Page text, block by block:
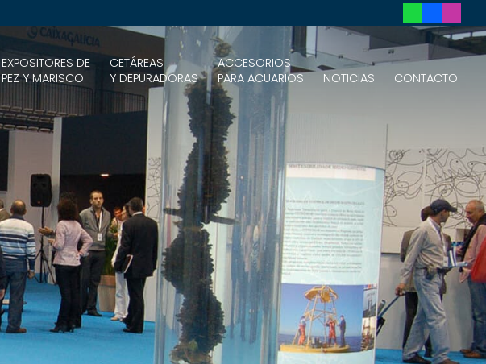
EXPOSITORES DE
PEZ Y MARISCO
CETÁREAS
Y DEPURADORAS
ACCESORIOS
PARA ACUARIOS
NOTICIAS CONTACTO